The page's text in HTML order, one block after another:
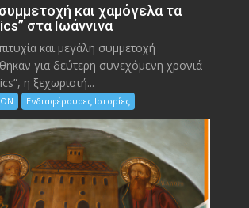
και χαμόγελα τα
στα Ιωάννινα
και μεγάλη συμμετοχή
για δεύτερη συνεχόμενη χρονιά
η ξεχωριστή...
Ενδιαφέρουσες Ιστορίες